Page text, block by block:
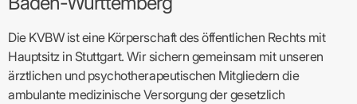
Die KVBW ist eine Körperschaft des öffentlichen Rechts mit
Hauptsitz in Stuttgart. Wir sichern gemeinsam mit unseren
ärztlichen und psychotherapeutischen Mitgliedern die
ambulante medizinische Versorgung der gesetzlich